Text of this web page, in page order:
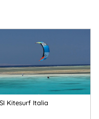
Kitesurf Italia